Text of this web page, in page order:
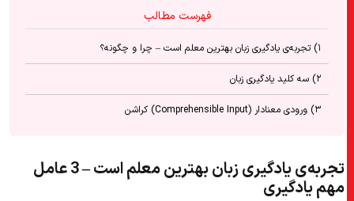
فهرست مطالب
۵) تجربه‌ی یادگیری زبان – چگونه مطالب قانع‌کننده را مطالعه کنیم؟
تجربه‌ی یادگیری زبان بهترین معلم است – 3 عامل
مهم یادگیری